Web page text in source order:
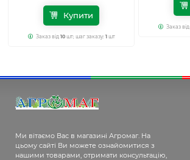
Купити
Заказ від 10шт; шаг заказу: 1шт
Заказ від
Ми вітаємо Вас в магазині Агромаг. На
цьому сайті Ви можете ознайомитися з
нашими товарами, отримати консультацію,